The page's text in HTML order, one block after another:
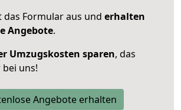
das Formular aus und erhalten
Angebote.
Umzugskosten sparen, das
uns!
Angebote erhalten